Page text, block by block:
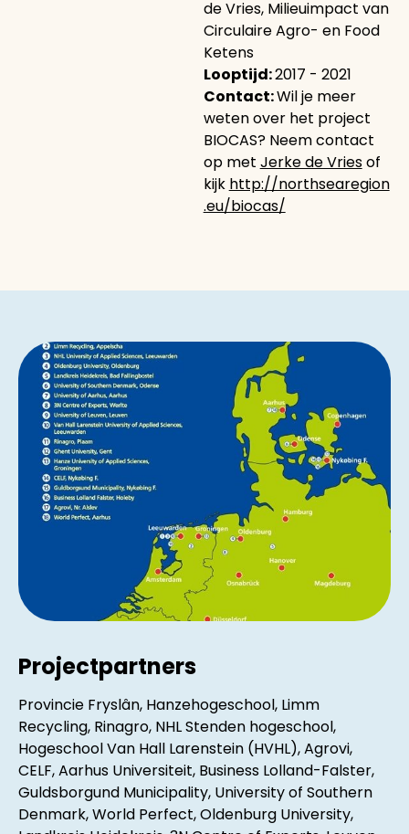
de Vries, Milieuimpact van
Circulaire Agro- en Food
Ketens
Looptijd:2017 - 2021
Contact:Wil je meer
weten over het project
BIOCAS? Neem contact
op met Jerke de Vriesof
kijk http://northsearegion
.eu/biocas/
Projectpartners
Provincie Fryslân, Hanzehogeschool, Limm
Recycling, Rinagro, NHL Stenden hogeschool,
Hogeschool Van Hall Larenstein (HVHL), Agrovi,
CELF, Aarhus Universiteit, Business Lolland-Falster,
Guldsborgund Municipality, University of Southern
Denmark, World Perfect, Oldenburg University,